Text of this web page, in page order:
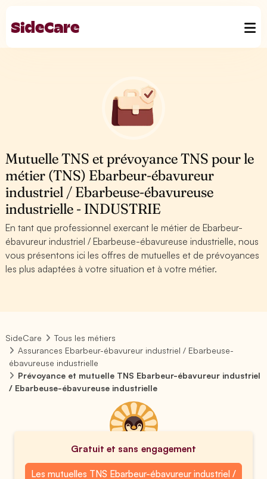
Mutuelle TNS et prévoyance TNS pour le
métier (TNS) Ebarbeur-ébavureur
industriel / Ebarbeuse-ébavureuse
industrielle - INDUSTRIE
En tant que professionnel exercant le métier de Ebarbeur-
ébavureur industriel / Ebarbeuse-ébavureuse industrielle, nous
vous présentons ici les offres de mutuelles et de prévoyances
les plus adaptées à votre situation et à votre métier.
SideCare
Tous les métiers
Assurances Ebarbeur-ébavureur industriel / Ebarbeuse-
ébavureuse industrielle
Prévoyance et mutuelle TNS Ebarbeur-ébavureur industriel
/ Ebarbeuse-ébavureuse industrielle
Gratuit et sans engagement
Les mutuelles TNS Ebarbeur-ébavureur industriel /